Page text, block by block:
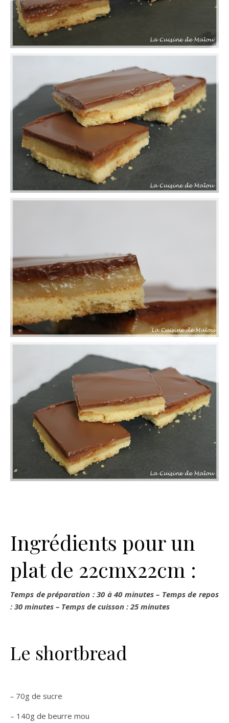
Ingrédients pour un
plat de 22cmx22cm :
Temps de préparation : 30 à 40 minutes – Temps de repos
: 30 minutes – Temps de cuisson : 25 minutes
Le shortbread
– 70g de sucre
– 140g de beurre mou